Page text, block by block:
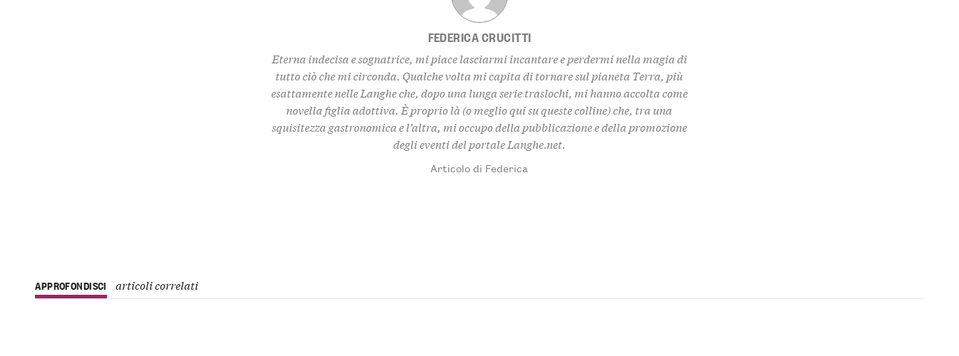
FEDERICA CRUCITTI
Eterna indecisa e sognatrice, mi piace lasciarmi incantare e perdermi nella magia di
tutto ciò che mi circonda. Qualche volta mi capita di tornare sul pianeta Terra, più
esattamente nelle Langhe che, dopo una lunga serie traslochi, mi hanno accolta come
novella figlia adottiva. È proprio là (o meglio qui su queste colline) che, tra una
squisitezza gastronomica e l’altra, mi occupo della pubblicazione e della promozione
degli eventi del portale Langhe.net.
Articolo di Federica
APPROFONDISCI articoli correlati